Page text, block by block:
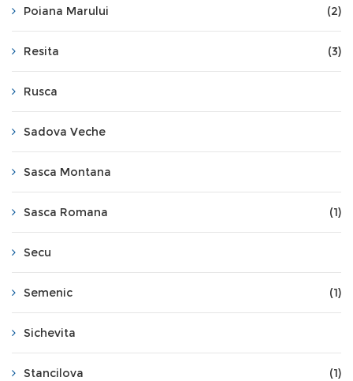
Poiana Marului (2)
Resita (3)
Rusca
Sadova Veche
Sasca Montana
Sasca Romana (1)
Secu
Semenic (1)
Sichevita
Stancilova (1)